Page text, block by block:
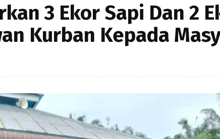
3 Ekor Sapi Dan 2
Kurban Kepada